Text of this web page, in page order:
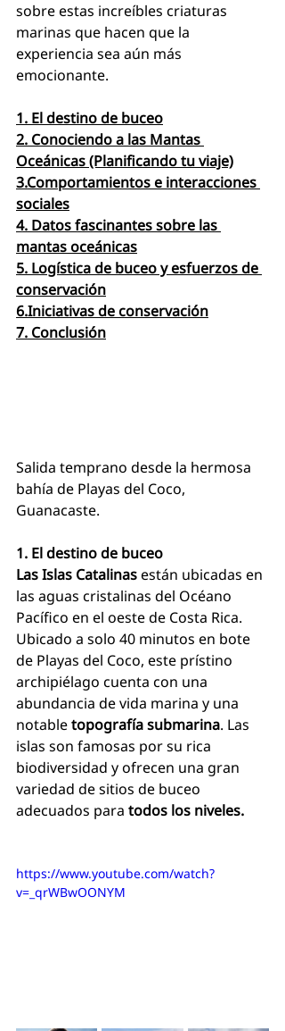
sobre estas increíbles criaturas
marinas que hacen que la
experiencia sea aún más
emocionante.
1. El destino de buceo
2. Conociendo a las Mantas
Oceánicas (Planificando tu viaje)
3.Comportamientos e interacciones
sociales
4. Datos fascinantes sobre las
mantas oceánicas
5. Logística de buceo y esfuerzos de
conservación
6.Iniciativas de conservación
7. Conclusión
Salida temprano desde la hermosa
bahía de Playas del Coco,
Guanacaste.
1. El destino de buceo
Las Islas Catalinas están ubicadas en
las aguas cristalinas del Océano
Pacífico en el oeste de Costa Rica.
Ubicado a solo 40 minutos en bote
de Playas del Coco, este prístino
archipiélago cuenta con una
abundancia de vida marina y una
notable topografía submarina. Las
islas son famosas por su rica
biodiversidad y ofrecen una gran
variedad de sitios de buceo
adecuados para todos los niveles.
https://www.youtube.com/watch?
v=_qrWBwOONYM